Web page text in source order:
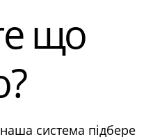
що
система підбере